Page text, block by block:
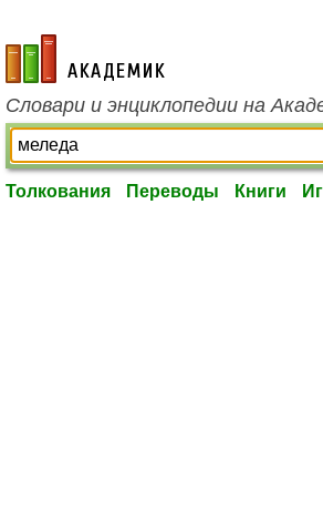
academic.ru
Словари и энциклопедии на
Толкования Переводы Книги